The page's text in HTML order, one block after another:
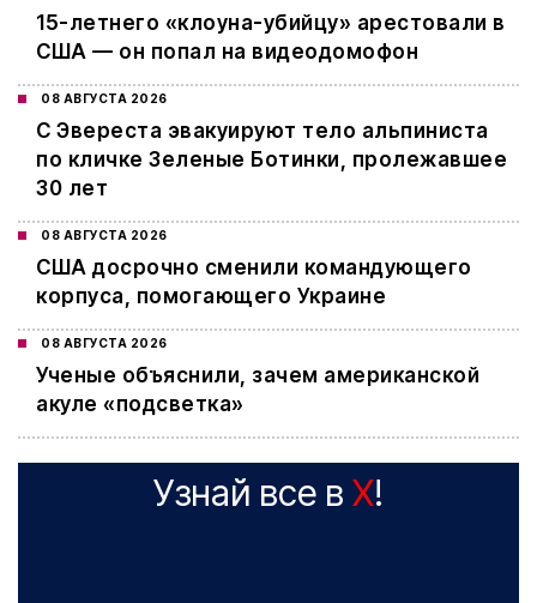
15-летнего «клоуна-убийцу» арестовали в
США — он попал на видеодомофон
08 АВГУСТА 2026
С Эвереста эвакуируют тело альпиниста
по кличке Зеленые Ботинки, пролежавшее
30 лет
08 АВГУСТА 2026
США досрочно сменили командующего
корпуса, помогающего Украине
08 АВГУСТА 2026
Ученые объяснили, зачем американской
акуле «подсветка»
Узнай все в X!